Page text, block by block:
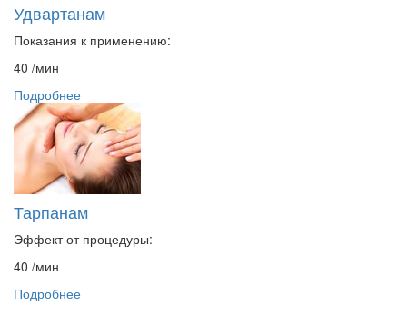
Удвартанам
Показания к применению:
40 /мин
Подробнее
Тарпанам
Эффект от процедуры:
40 /мин
Подробнее